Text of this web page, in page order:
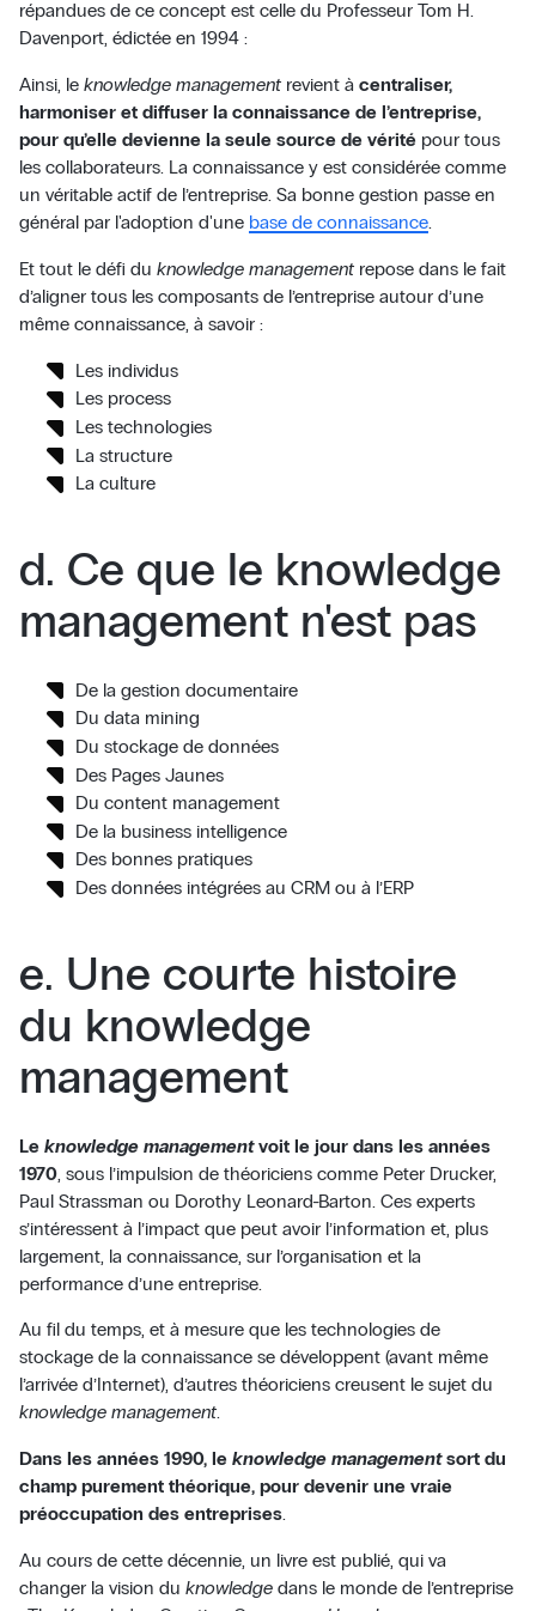
répandues de ce concept est celle du Professeur Tom H.
Davenport, édictée en 1994 :
Ainsi, le knowledge managementrevient à centraliser,
harmoniser et diffuser la connaissance de l’entreprise,
pour qu’elle devienne la seule source de vérité pour tous
les collaborateurs. La connaissance y est considérée comme
un véritable actif de l’entreprise. Sa bonne gestion passe en
général par l'adoption d'une base de connaissance.
Et tout le défi du knowledge management repose dans le fait
d’aligner tous les com posants de l’entreprise autour d’une
même connaissance, à savoir :
Les individus
Les process
Les technologies
La structure
La culture
d. Ce que le knowledge
management n'est pas
De la gestion documentaire
Du data mining
Du stockage de données
Des Pages Jaunes
Du content management
De la business intelligence
Des bonnes pratiques
Des données intégrées au CRM ou à l’ERP
e. Une courte histoire
du knowledge
management
Le knowledge managementvoit le jour dans les années
1970, sous l’impulsion de théoriciens comme Peter Drucker,
Paul Strassman ou Dorothy Leonard-Barton. Ces experts
s’intéressent à l’impact que peut avoir l’information et, plus
largement, la connaissance, sur l’organisation et la
performance d’une entreprise.
Au fil du temps, et à mesure que les technologies de
stockage de la connaissance se développent (avant même
l’arrivée d’Internet), d’autres théoriciens creusent le sujet du
knowledge management.
Dans les années 1990, le knowledge managementsort du
champ purement théorique, pour devenir une vraie
préoccupation des entreprises.
Au cours de cette décennie, un livre est publié, qui va
changer la vision du knowledgedans le monde de l’entreprise